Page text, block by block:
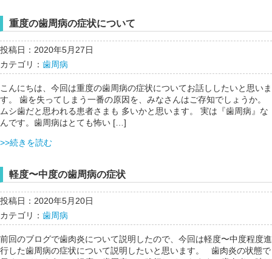
重度の歯周病の症状について
投稿日：2020年5月27日
カテゴリ： 歯周病
こんにちは、今回は重度の歯周病の症状についてお話ししたいと思いま
す。 歯を失ってしまう一番の原因を、みなさんはご存知でしょうか。
ムシ歯だと思われる患者さまも 多いかと思います。 実は『歯周病』な
んです。歯周病はとても怖い […]
>>続きを読む
軽度〜中度の歯周病の症状
投稿日：2020年5月20日
カテゴリ： 歯周病
前回のブログで歯肉炎について説明したので、今回は軽度〜中度程度進
行した歯周病の症状について説明したいと思います。 歯肉炎の状態で